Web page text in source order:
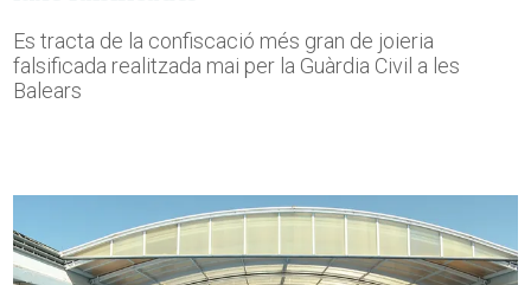
Es tracta de la confiscació més gran de joieria
falsificada realitzada mai per la Guàrdia Civil a les
Balears